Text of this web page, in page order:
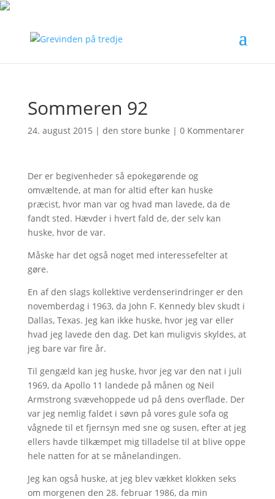
Sommeren 92
24. august 2015 | den store bunke | 0 Kommentarer
Der er begivenheder så epokegørende og
omvæltende, at man for altid efter kan huske
præcist, hvor man var og hvad man lavede, da de
fandt sted. Hævder i hvert fald de, der selv kan
huske, hvor de var.
Måske har det også noget med interessefelter at
gøre.
En af den slags kollektive verdenserindringer er den
novemberdag i 1963, da John F. Kennedy blev skudt i
Dallas, Texas. Jeg kan ikke huske, hvor jeg var eller
hvad jeg lavede den dag. Det kan muligvis skyldes, at
jeg bare var fire år.
Til gengæld kan jeg huske, hvor jeg var den nat i juli
1969, da Apollo 11 landede på månen og Neil
Armstrong svævehoppede ud på dens overflade. Der
var jeg nemlig faldet i søvn på vores gule sofa og
vågnede til et fjernsyn med sne og susen, efter at jeg
ellers havde tilkæmpet mig tilladelse til at blive oppe
hele natten for at se månelandingen.
Jeg kan også huske, at jeg blev vækket klokken seks
om morgenen den 28. februar 1986, da min